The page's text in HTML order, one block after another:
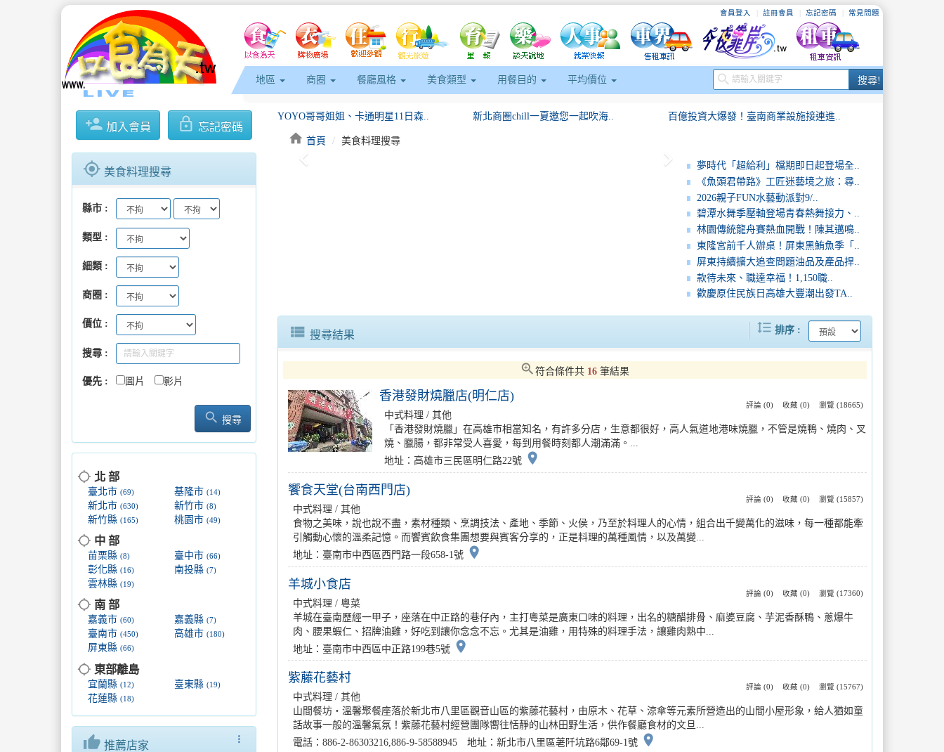
會員登入 註冊會員 忘記密碼 常見問題
地區 商圈 餐廳風格 美食類型 用餐目的 平均價位
搜
尋
search 搜尋!
person_add 加入會員 lock_outline 忘記密碼
gps_fixed 美食料理搜尋
縣市
類型
細類
商圈
價位
搜尋
優先 圖片 影片
search 搜尋
location_searching 北 部
臺北市 (69) 基隆市(14)
新北市 (630) 新竹市(8)
新竹縣 (165) 桃園市(49)
location_searching 中 部
苗栗縣 (8) 臺中市(66)
彰化縣 (16) 南投縣(7)
雲林縣 (19)
location_searching 南 部
嘉義市 (60) 嘉義縣(7)
臺南市 (450) 高雄市(180)
屏東縣 (66)
location_searching 東部離島
宜蘭縣 (12) 臺東縣(19)
花蓮縣 (18)
more_vert
thumb_up 推薦店家
YOYO哥哥姐姐、卡通明星11日森.. 新北商圈chill一夏邀您一起吹海.. 百億投資大爆發！臺南商業設施接連進..
2026屏東黑鮪魚文化觀光季5月登..
九成污水堵塞來自油脂北市推動油脂截..
巴威颱風逼近環保局全面啟動防颱整備..
百億投資大爆發！臺南商業設施接連進..
高雄市政府公布第三層使用問題油品2.. 2026內灣火焰蟲季登場賞螢導覽、..
「屏東旅遊購GO節」5月超狂開跑住.. 「2026東門城外遊香洋」6/6、.. 2026屏東黑鮪魚文化觀光季5月登..
全台唯一「穿梭校園」捷運三鶯線！思.. 將軍吼首日5.3萬人同歡黃偉哲啟動..
「屏東旅遊購GO節」第2場直播抽獎.. 《魚頭君帶路》工匠迷藝境之旅：尋遊.. 巴威颱風逼近環保局全面啟動防颱整備..
home 首頁 美食料理搜尋
keyboard_arrow_left keyboard_arrow_right
夢時代「超給利」檔期即日起登場全..
《魚頭君帶路》工匠迷藝境之旅：尋..
2026親子FUN水藝動派對9/..
碧潭水舞季壓軸登場青春熱舞接力、..
林園傳統龍舟賽熱血開戰！陳其邁鳴..
東隆宮前千人辦桌！屏東黑鮪魚季「..
屏東持續擴大追查問題油品及產品捍..
款待未來、職達幸福！1,150職..
歡慶原住民族日高雄大豐潮出發TA..
format_line_spacing 排序
view_list 搜尋結果
zoom_in符合條件共 16 筆結果
評論 (0) 收藏 (0) 瀏覽 (18665)
香港發財燒臘店(明仁店)
中式料理 / 其他
「香港發財燒臘」在高雄市相當知名，有許多分店，生意都很好，高人氣道地港味燒臘，不管是燒鴨、燒肉、叉
燒、臘腸，都非常受人喜愛，每到用餐時刻都人潮滿滿。...
地址：高雄市三民區明仁路22號 place
評論 (0) 收藏 (0) 瀏覽 (15857)
饗食天堂(台南西門店)
中式料理 / 其他
食物之美味，說也說不盡，素材種類、烹調技法、產地、季節、火侯，乃至於料理人的心情，組合出千變萬化的滋味，每一種都能牽
引觸動心懷的溫柔記憶。而饗賓飲食集團想要與賓客分享的，正是料理的萬種風情，以及萬變...
地址：臺南市中西區西門路一段658-1號 place
評論 (0) 收藏 (0) 瀏覽 (17360)
羊城小食店
中式料理 / 粵菜
羊城在臺南歷經一甲子，座落在中正路的巷仔內，主打粵菜是廣東口味的料理，出名的糖醋排骨、麻婆豆腐、芋泥香酥鴨、蔥爆牛
肉、腰果蝦仁、招牌油雞，好吃到讓你念念不忘。尤其是油雞，用特殊的料理手法，讓雞肉熟中...
地址：臺南市中西區中正路199巷5號 place
評論 (0) 收藏 (0) 瀏覽 (15767)
紫藤花藝村
中式料理 / 其他
山間餐坊‧溫馨聚餐座落於新北市八里區觀音山區的紫藤花藝村，由原木、花草、涼傘等元素所營造出的山間小屋形象，給人猶如童
話故事一般的溫馨氣氛！紫藤花藝村經營團隊嚮往恬靜的山林田野生活，供作餐廳食材的文旦...
電話：886-2-86303216,886-9-58588945 地址：新北市八里區荖阡坑路6鄰69-1號 place